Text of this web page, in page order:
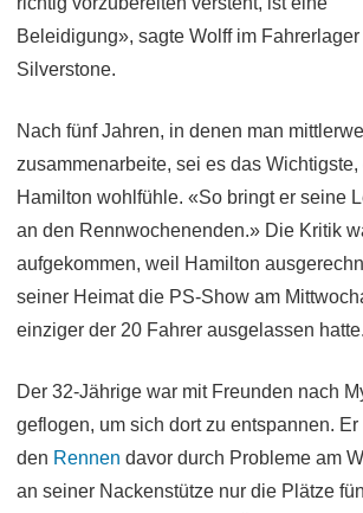
Beleidigung», sagte Wolff im Fahrerlager
Silverstone.
Nach fünf Jahren, in denen man
zusammenarbeite, sei es das Wichtigste,
Hamilton wohlfühle. «So bringt er seine
an den Rennwochenenden.» Die Kritik
aufgekommen, weil Hamilton
seiner Heimat die PS-Show am
einziger der 20 Fahrer ausgelassen hatte.
Der 32-Jährige war mit Freunden nach
geflogen, um sich dort zu entspannen. Er
den Rennen davor durch Probleme am
an seiner Nackenstütze nur die Plätze